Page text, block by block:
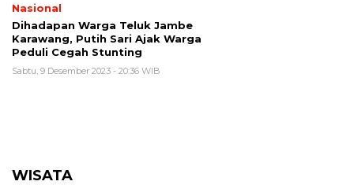
Nasional
Dihadapan Warga Teluk Jambe
Karawang, Putih Sari Ajak Warga
Peduli Cegah Stunting
Sabtu, 9 Desember 2023 - 20:36 WIB
WISATA